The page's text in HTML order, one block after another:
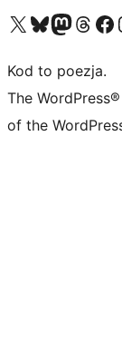
Odwiedź nasze konto X (dawniej Twitter)
Odwiedź nasze konto Bluesky
Odwiedź nasze
Odwiedź
Kod to poezja.
The
of the